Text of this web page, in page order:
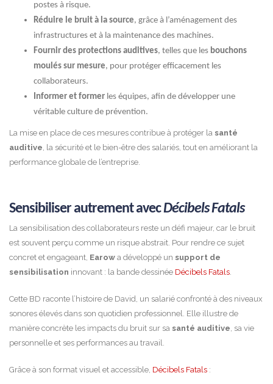
postes à risque.
Réduire le bruit à la source, grâce à l’aménagement des
infrastructures et à la maintenance des machines.
Fournir des protections auditives, telles que les bouchons
moulés sur mesure, pour protéger efficacement les
collaborateurs.
Informer et former les équipes, afin de développer une
véritable culture de prévention.
La mise en place de ces mesures contribue à protéger la santé
auditive, la sécurité et le bien-être des salariés, tout en améliorant la
performance globale de l’entreprise.
Sensibiliser autrement avecDécibels Fatals
La sensibilisation des collaborateurs reste un défi majeur, car le bruit
est souvent perçu comme un risque abstrait. Pour rendre ce sujet
concret et engageant, Earow a développé un support de
sensibilisation innovant : la bande dessinée Décibels Fatals.
Cette BD raconte l’histoire de David, un salarié confronté à des niveaux
sonores élevés dans son quotidien professionnel. Elle illustre de
manière concrète les impacts du bruit sur sa santé auditive, sa vie
personnelle et ses performances au travail.
Grâce à son format visuel et accessible, Décibels Fatals :